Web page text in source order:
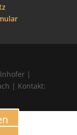
|
| Kontakt: